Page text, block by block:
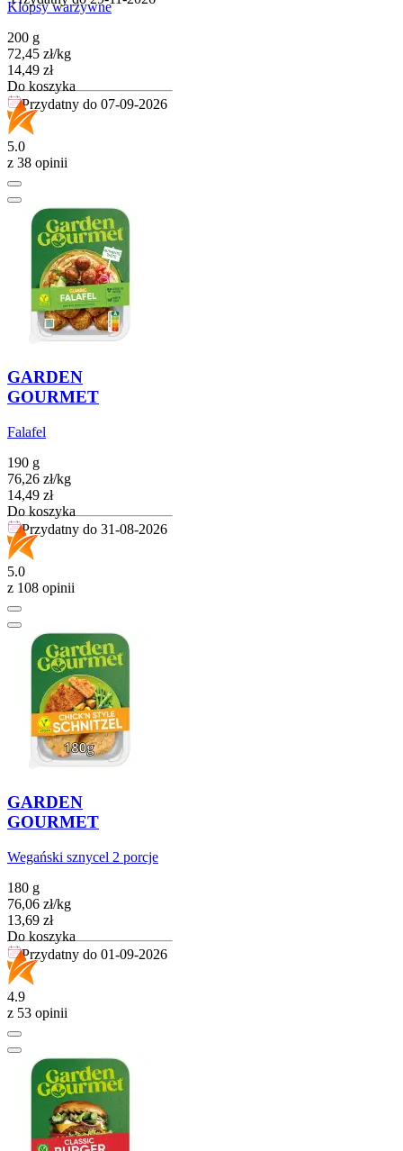
Klopsy warzywne
200 g
72,45 zł/kg
Cena
14,49 zł
Do koszyka
Przydatny do 07-09-2026
5.0
z 38 opinii
GARDEN
GOURMET
Falafel
190 g
76,26 zł/kg
Cena
14,49 zł
Do koszyka
Przydatny do 31-08-2026
5.0
z 108 opinii
GARDEN
GOURMET
Wegański sznycel 2 porcje
180 g
76,06 zł/kg
Cena
13,69 zł
Do koszyka
Przydatny do 01-09-2026
4.9
z 53 opinii